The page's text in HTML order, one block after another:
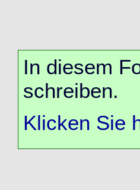
In diesem
schreiben.
Klicken Sie